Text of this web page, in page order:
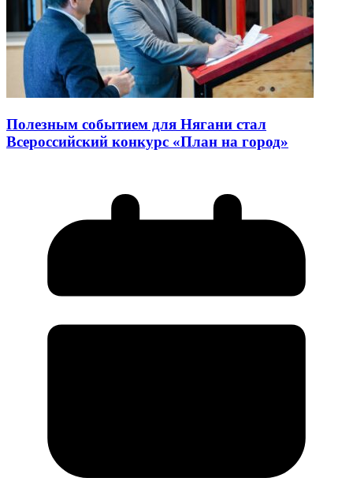
Полезным событием для Нягани стал
Всероссийский конкурс «План на город»